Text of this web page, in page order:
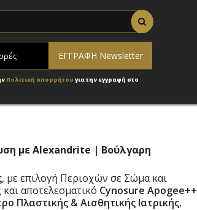
Πολιτική απορρήτουγια την εγγραφή στο
με Alexandrite | Βούλγαρη
, με επιλογή Περιοχών σε Σώμα και
αποτελεσματικό Cynosure Apogee++
Πλαστικής & Αισθητικής Ιατρικής,